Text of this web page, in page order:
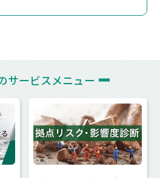
サービスメニュー